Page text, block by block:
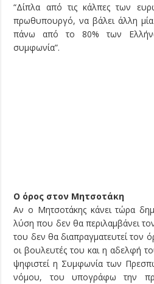
“Δίπλα από τις κάλπες των
πρωθυπουργό, να βάλει άλλη
πάνω από το 80% των
συμφωνία”.
Ο όρος στον Μητσοτάκη
Αν ο Μητσοτάκης κάνει τώρα
λύση που δεν θα περιλαμβάνει
του δεν θα διαπραγματευτεί τον
οι βουλευτές του και η αδελφή
ψηφιστεί η Συμφωνία των
νόμου, του υπογράφω την